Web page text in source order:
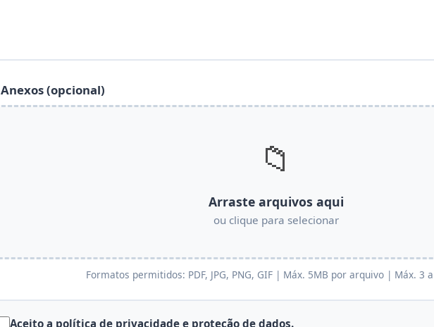
Anexos (opcional)
📁
Arraste arquivos aqui
ou clique para selecionar
Formatos permitidos: PDF, JPG, PNG, GIF | Máx. 5MB por arquivo | Máx. 3
Aceito a política de privacidade e proteção de dados.